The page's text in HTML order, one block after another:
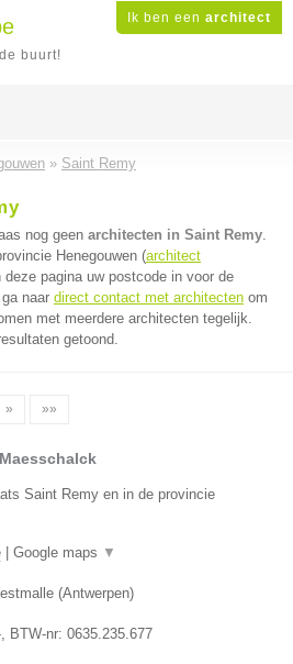
Ik ben een architect
buurt!
» Saint Remy
nog geen architecten in Saint Remy.
Henegouwen (architect
deze pagina uw postcode in voor de
naar direct contact met architecten om
met meerdere architecten tegelijk.
getoond.
» »»
Saint Remy en in de provincie
Google maps ▼
(Antwerpen)
, BTW-nr: 0635.235.677